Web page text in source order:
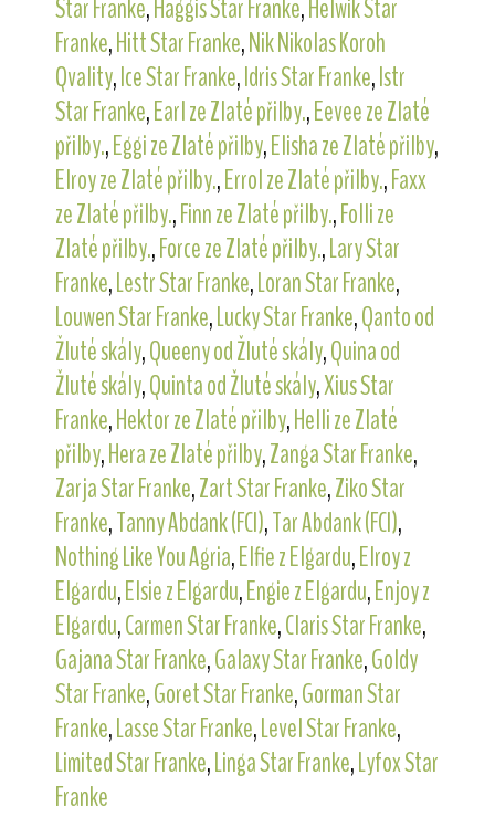
Star Franke,Haggis Star Franke,Helwik Star
Franke,Hitt Star Franke,Nik Nikolas Koroh
Qvality,Ice Star Franke,Idris Star Franke,Istr
Star Franke,Earl ze Zlaté přilby.,Eevee ze Zlaté
přilby.,Eggi ze Zlaté přilby,Elisha ze Zlaté přilby,
Elroy ze Zlaté přilby.,Errol ze Zlaté přilby.,Faxx
ze Zlaté přilby.,Finn ze Zlaté přilby.,Folli ze
Zlaté přilby.,Force ze Zlaté přilby.,Lary Star
Franke,Lestr Star Franke,Loran Star Franke,
Louwen Star Franke,Lucky Star Franke,Qanto od
Žluté skály,Queeny od Žluté skály,Quina od
Žluté skály,Quinta od Žluté skály,Xius Star
Franke,Hektor ze Zlaté přilby,Helli ze Zlaté
přilby,Hera ze Zlaté přilby,Zanga Star Franke,
Zarja Star Franke,Zart Star Franke,Ziko Star
Franke,Tanny Abdank (FCI),Tar Abdank (FCI),
Nothing Like You Agria,Elfie z Elgardu,Elroy z
Elgardu,Elsie z Elgardu,Engie z Elgardu,Enjoy z
Elgardu,Carmen Star Franke,Claris Star Franke,
Gajana Star Franke,Galaxy Star Franke,Goldy
Star Franke,Goret Star Franke,Gorman Star
Franke,Lasse Star Franke,Level Star Franke,
Limited Star Franke,Linga Star Franke,Lyfox Star
Franke